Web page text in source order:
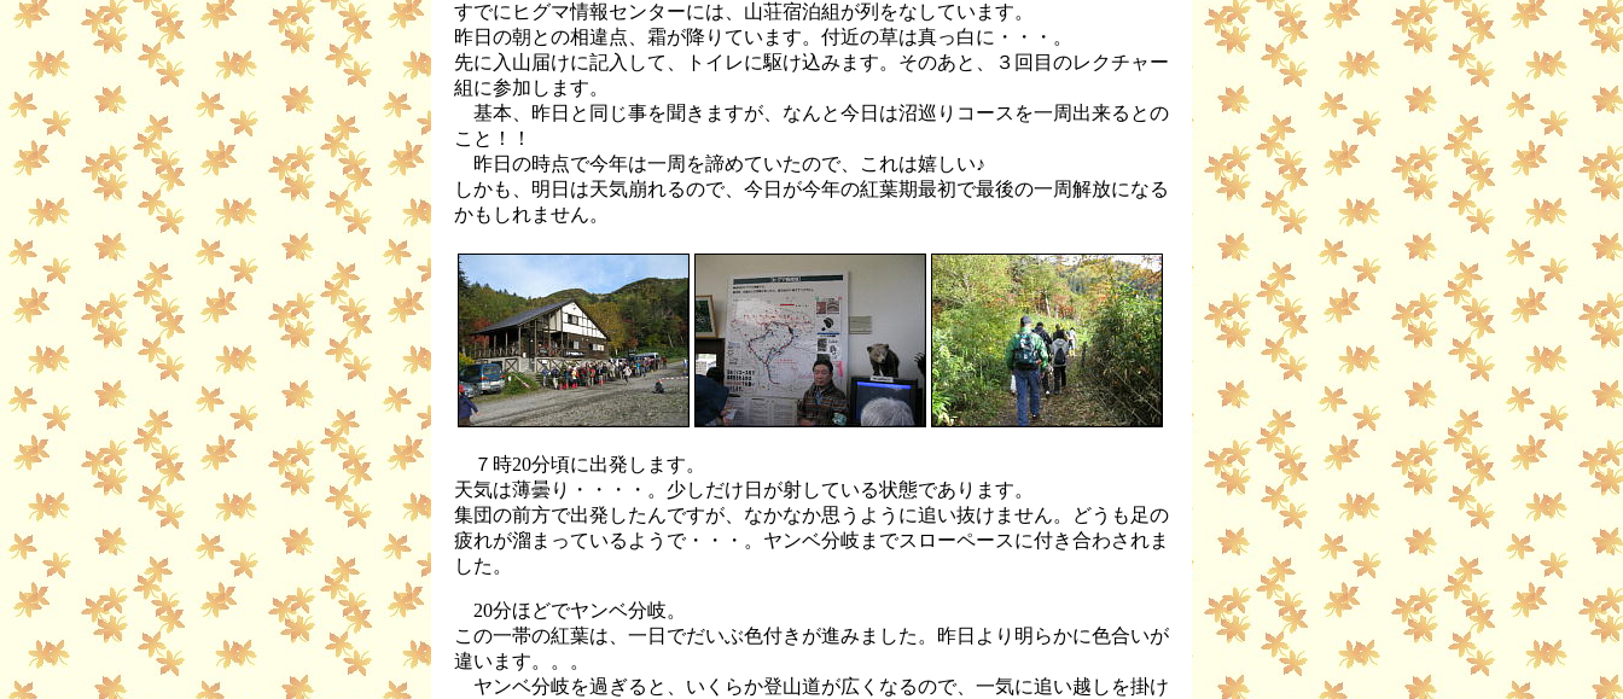
すでにヒグマ情報センターには、山荘宿泊組が列をなしています。
昨日の朝との相違点、霜が降りています。付近の草は真っ白に・・・。
先に入山届けに記入して、トイレに駆け込みます。そのあと、３回目のレクチャー
組に参加します。
基本、昨日と同じ事を聞きますが、なんと今日は沼巡りコースを一周出来るとの
こと！！
昨日の時点で今年は一周を諦めていたので、これは嬉しい♪
しかも、明日は天気崩れるので、今日が今年の紅葉期最初で最後の一周解放になる
かもしれません。
７時20分頃に出発します。
天気は薄曇り・・・・。少しだけ日が射している状態であります。
集団の前方で出発したんですが、なかなか思うように追い抜けません。どうも足の
疲れが溜まっているようで・・・。ヤンベ分岐までスローペースに付き合わされま
した。
20分ほどでヤンベ分岐。
この一帯の紅葉は、一日でだいぶ色付きが進みました。昨日より明らかに色合いが
違います。。。
ヤンベ分岐を過ぎると、いくらか登山道が広くなるので、一気に追い越しを掛け